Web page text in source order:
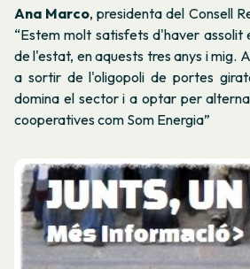
Ana Marco,presidenta del Consell
“Estem molt satisfets d'haver assolit
de l'estat, en aquests tres anys i mig.
a sortir de l'oligopoli de portes
domina el sector i a optar per
cooperatives com Som Energia”